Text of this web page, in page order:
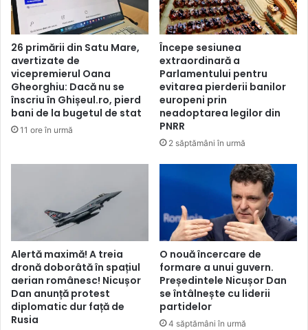
26 primării din Satu Mare,
avertizate de
vicepremierul Oana
Gheorghiu: Dacă nu se
înscriu în Ghișeul.ro, pierd
bani de la bugetul de stat
11 ore în urmă
Începe sesiunea
extraordinară a
Parlamentului pentru
evitarea pierderii banilor
europeni prin
neadoptarea legilor din
PNRR
2 săptămâni în urmă
Alertă maximă! A treia
dronă doborâtă în spațiul
aerian românesc! Nicușor
Dan anunță protest
diplomatic dur față de
Rusia
O nouă încercare de
formare a unui guvern.
Președintele Nicușor Dan
se întâlnește cu liderii
partidelor
4 săptămâni în urmă